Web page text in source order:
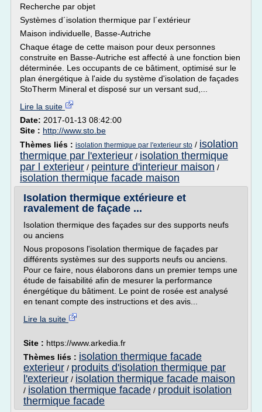
Recherche par objet
Systèmes d´isolation thermique par l´extérieur
Maison individuelle, Basse-Autriche
Chaque étage de cette maison pour deux personnes
construite en Basse-Autriche est affecté à une fonction bien
déterminée. Les occupants de ce bâtiment, optimisé sur le
plan énergétique à l'aide du système d'isolation de façades
StoTherm Mineral et disposé sur un versant sud,...
Lire la suite
Date: 2017-01-13 08:42:00
Site : http://www.sto.be
Thèmes liés : isolation thermique par l'exterieur sto / isolation
thermique par l'exterieur / isolation thermique
par l exterieur / peinture d'interieur maison /
isolation thermique facade maison
Isolation thermique extérieure et
ravalement de façade ...
Isolation thermique des façades sur des supports neufs
ou anciens
Nous proposons l'isolation thermique de façades par
différents systèmes sur des supports neufs ou anciens.
Pour ce faire, nous élaborons dans un premier temps une
étude de faisabilité afin de mesurer la performance
énergétique du bâtiment. Le point de rosée est analysé
en tenant compte des instructions et des avis...
Lire la suite
Site : https://www.arkedia.fr
Thèmes liés : isolation thermique facade
exterieur / produits d'isolation thermique par
l'exterieur / isolation thermique facade maison
/ isolation thermique facade / produit isolation
thermique facade